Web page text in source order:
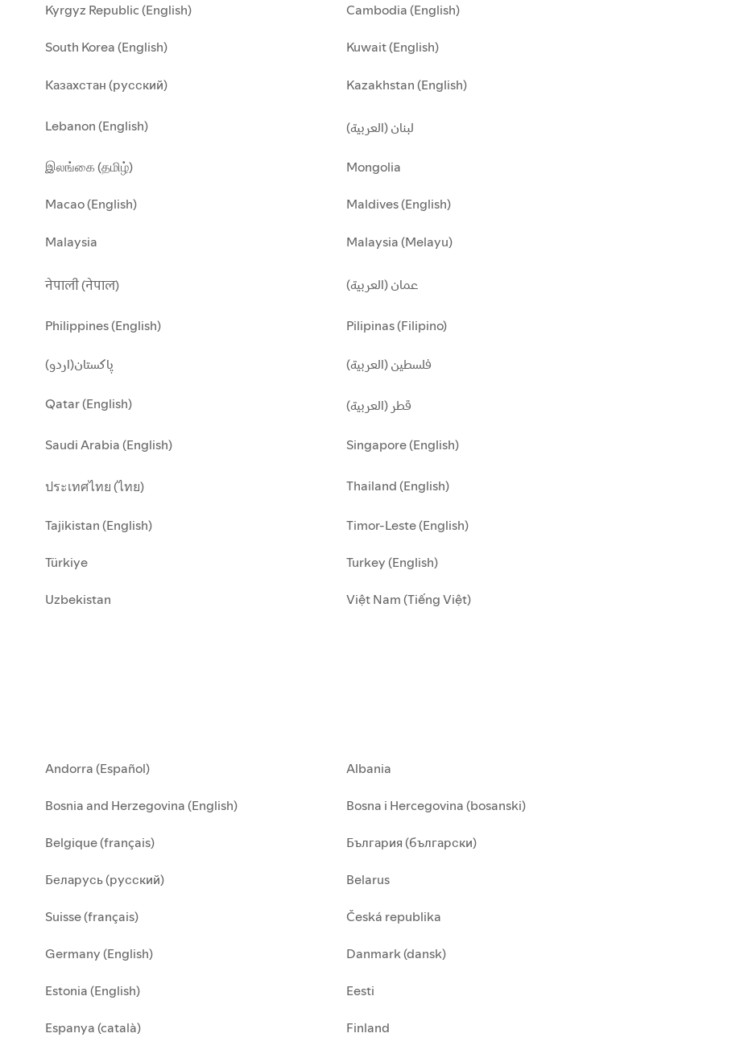
Kyrgyz Republic (English) Cambodia (English)
South Korea (English) Kuwait (English)
Казахстан (русский) Kazakhstan (English)
Lebanon (English) لبنان (العربية)
இலங்கை (தமிழ்) Mongolia
Macao (English) Maldives (English)
Malaysia Malaysia (Melayu)
नेपाली (नेपाल) عمان (العربية)
Philippines (English) Pilipinas (Filipino)
پاکستان(اردو) فلسطين (العربية)
Qatar (English) قطر (العربية)
Saudi Arabia (English) Singapore (English)
ประเทศไทย (ไทย) Thailand (English)
Tajikistan (English) Timor-Leste (English)
Türkiye Turkey (English)
Uzbekistan Việt Nam (Tiếng Việt)
Andorra (Español) Albania
Bosnia and Herzegovina (English) Bosna i Hercegovina (bosanski)
Belgique (français) България (български)
Беларусь (русский) Belarus
Suisse (français) Česká republika
Germany (English) Danmark (dansk)
Estonia (English) Eesti
Espanya (català) Finland